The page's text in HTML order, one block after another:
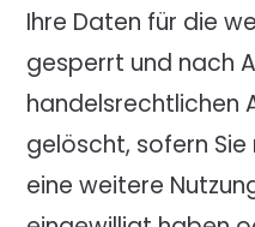
Ihre Daten für die
gesperrt und nach
handelsrechtlichen
gelöscht, sofern
eine weitere